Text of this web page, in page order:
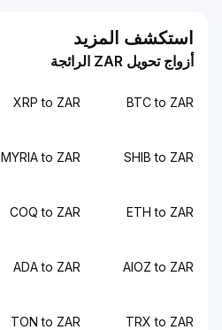
استكشف المزيد
أزواج تحويل ZAR الرائجة
BTC to ZAR
XRP to ZAR
SHIB to ZAR
MYRIA to ZAR
ETH to ZAR
COQ to ZAR
AIOZ to ZAR
ADA to ZAR
TRX to ZAR
TON to ZAR